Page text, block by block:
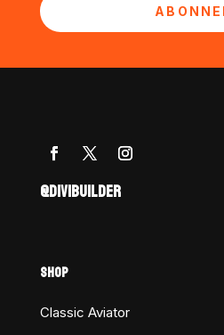
@DIVIBUILDER
SHOP
Classic Aviator